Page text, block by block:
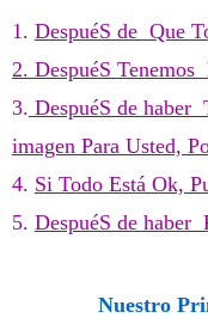
1. DespuéS de Que
2. DespuéS
3. DespuéS de haber
imagen Para Usted,
4. Si Todo Está Ok,
5. DespuéS de
Nuestro